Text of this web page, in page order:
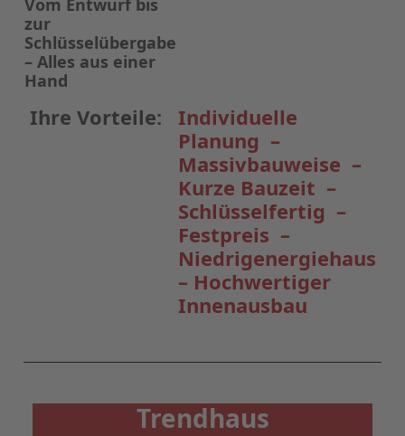
Vom Entwurf bis
zur
Schlüsselübergabe
– Alles aus einer
Hand
Ihre Vorteile:
Individuelle
Planung –
Massivbauweise –
Kurze Bauzeit –
Schlüsselfertig –
Festpreis –
Niedrigenergiehaus
– Hochwertiger
Innenausbau
Trendhaus